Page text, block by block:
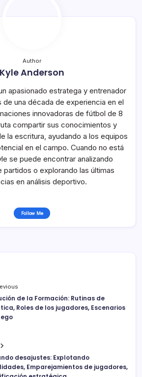
Author
Kyle Anderson
apasionado estratega y entrenador
una década de experiencia en el
innovadoras de fútbol de 8
compartir sus conocimientos y
la escritura, ayudando a los equipos
en el campo. Cuando no está
se puede encontrar analizando
partidos o explorando las últimas
en análisis deportivo.
Follow Me
de la Formación: Rutinas de
Roles de los jugadores, Escenarios
desajustes: Explotando
Emparejamientos de jugadores,